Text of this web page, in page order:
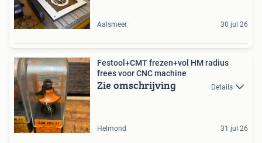
Aalsmeer 30 jul 26
Festool+CMT frezen+vol HM radius
frees voor CNC machine
Zie omschrijving Details
Helmond 31 jul 26